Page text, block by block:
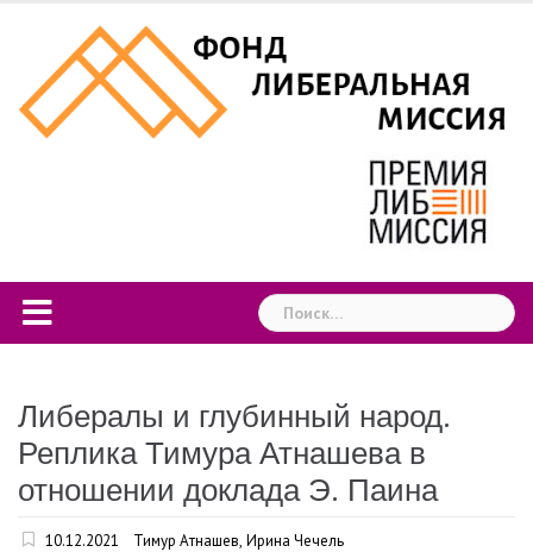
content
Найти:
Либералы и глубинный народ.
Реплика Тимура Атнашева в
отношении доклада Э. Паина
10.12.2021 Тимур Атнашев, Ирина Чечель